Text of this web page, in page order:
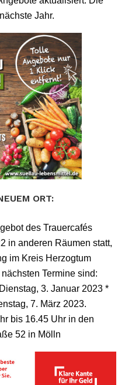
Jahr.
ORT:
des Trauercafés
in anderen Räumen statt,
im Kreis Herzogtum
Termine sind:
3. Januar 2023 *
7. März 2023.
bis 16.45 Uhr in den
52 in Mölln